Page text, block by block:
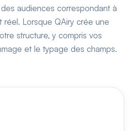
audiences correspondant à
réel. Lorsque QAiry crée une
structure, y compris vos
et le typage des champs.